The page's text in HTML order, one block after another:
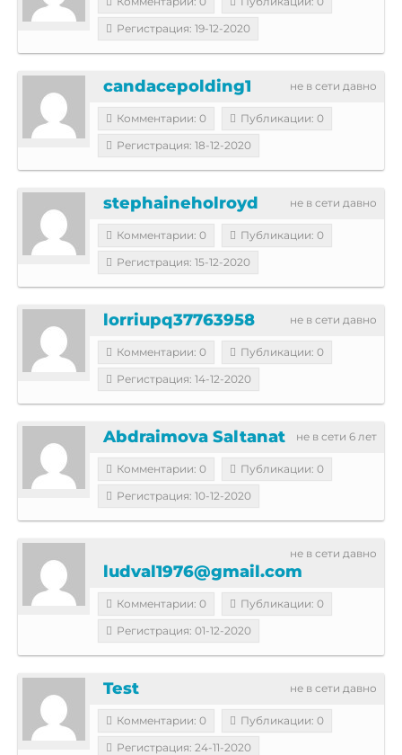
Регистрация: 19-12-2020
не в сети давно
candacepolding1
Комментарии: 0
Публикации: 0
Регистрация: 18-12-2020
не в сети давно
stephaineholroyd
Комментарии: 0
Публикации: 0
Регистрация: 15-12-2020
не в сети давно
lorriupq37763958
Комментарии: 0
Публикации: 0
Регистрация: 14-12-2020
не в сети 6 лет
Abdraimova Saltanat
Комментарии: 0
Публикации: 0
Регистрация: 10-12-2020
не в сети давно
ludval1976@gmail.com
Комментарии: 0
Публикации: 0
Регистрация: 01-12-2020
не в сети давно
Test
Комментарии: 0
Публикации: 0
Регистрация: 24-11-2020